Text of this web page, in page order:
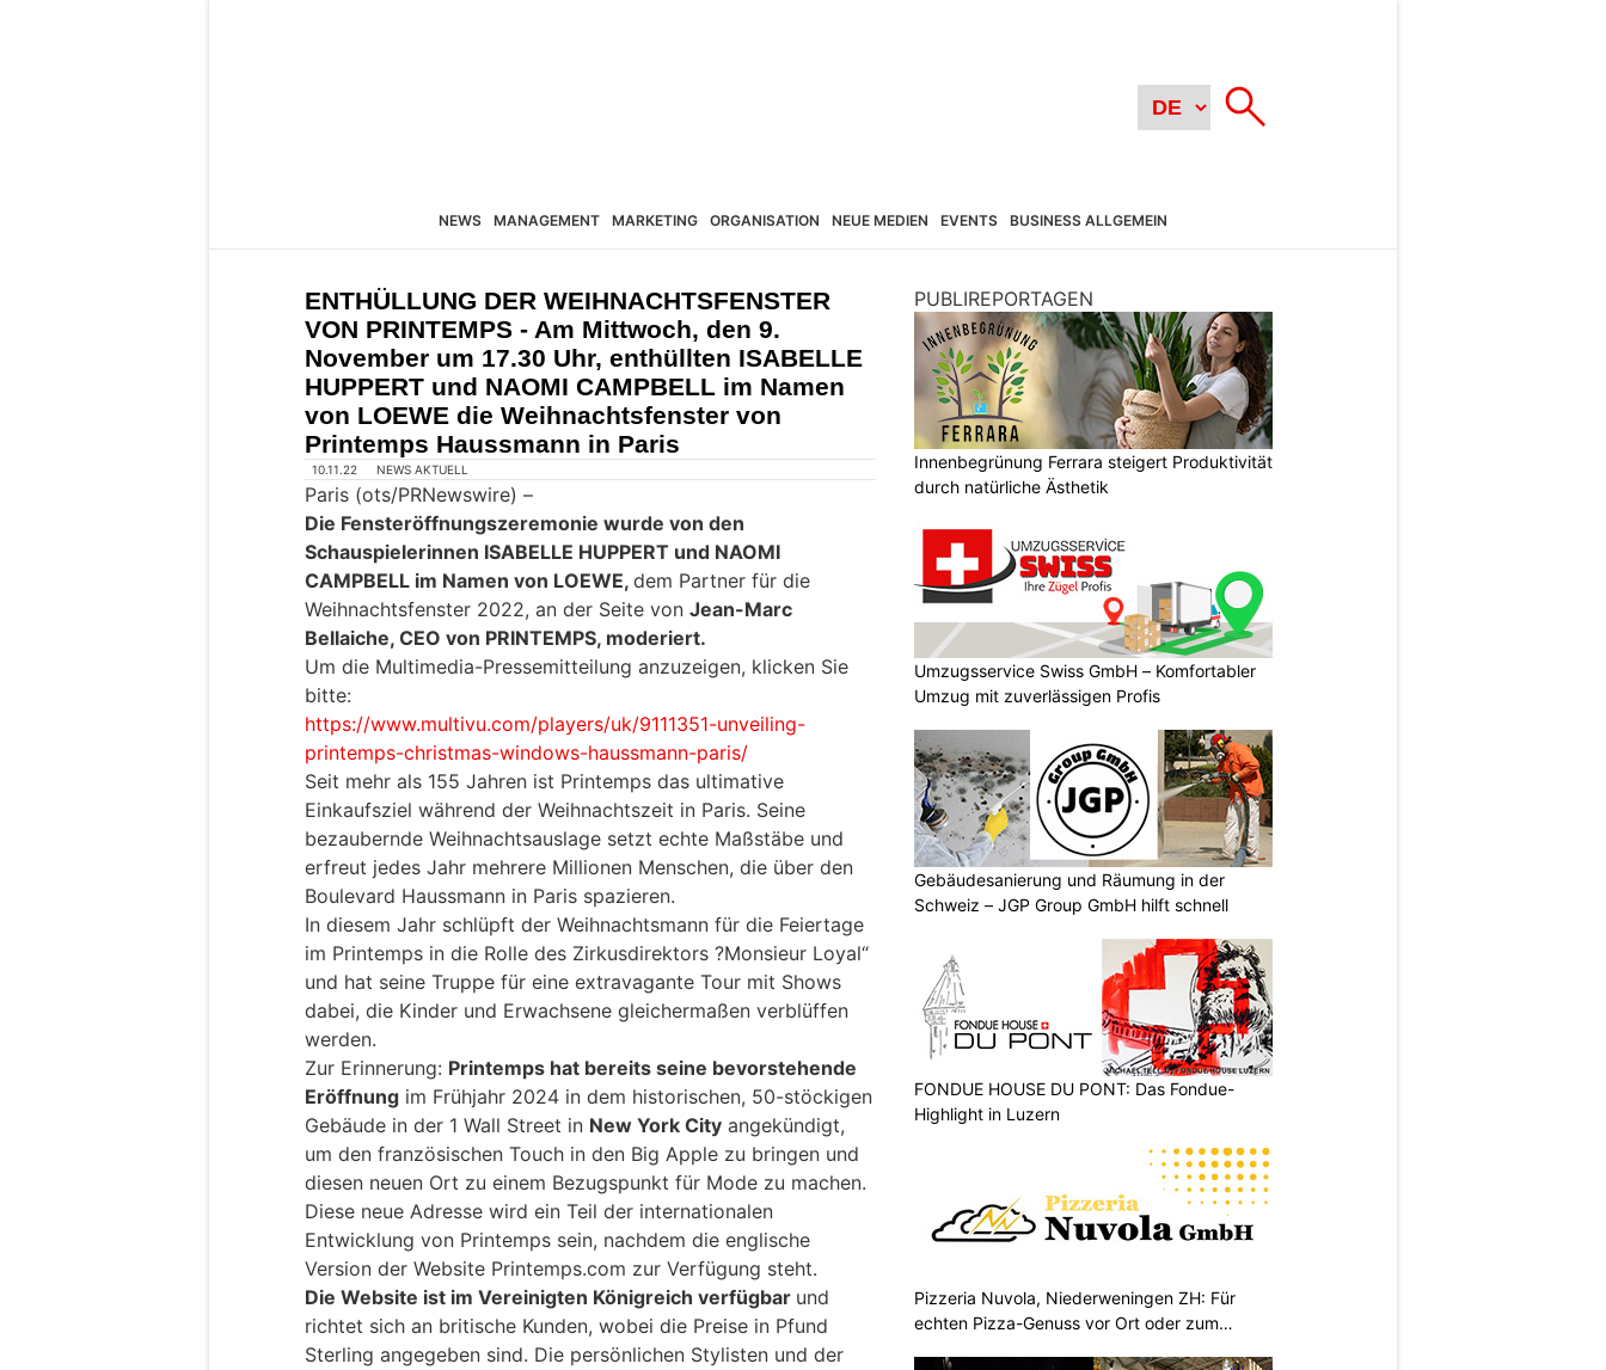
NEWS MANAGEMENT MARKETING ORGANISATION NEUE MEDIEN EVENTS BUSINESS ALLGEMEIN
ENTHÜLLUNG DER WEIHNACHTSFENSTER
VON PRINTEMPS - Am Mittwoch, den 9.
November um 17.30 Uhr, enthüllten ISABELLE
HUPPERT und NAOMI CAMPBELL im Namen
von LOEWE die Weihnachtsfenster von
Printemps Haussmann in Paris
10.11.22 NEWS AKTUELL
Paris (ots/PRNewswire) –
Die Fensteröffnungszeremonie wurde von den
Schauspielerinnen ISABELLE HUPPERT und NAOMI
CAMPBELL im Namen von LOEWE, dem Partner für die
Weihnachtsfenster 2022, an der Seite von Jean-Marc
Bellaiche, CEO von PRINTEMPS, moderiert.
Um die Multimedia-Pressemitteilung anzuzeigen, klicken Sie
bitte:
https://www.multivu.com/players/uk/9111351-unveiling-
printemps-christmas-windows-haussmann-paris/
Seit mehr als 155 Jahren ist Printemps das ultimative
Einkaufsziel während der Weihnachtszeit in Paris. Seine
bezaubernde Weihnachtsauslage setzt echte Maßstäbe und
erfreut jedes Jahr mehrere Millionen Menschen, die über den
Boulevard Haussmann in Paris spazieren.
In diesem Jahr schlüpft der Weihnachtsmann für die Feiertage
im Printemps in die Rolle des Zirkusdirektors ?Monsieur Loyal“
und hat seine Truppe für eine extravagante Tour mit Shows
dabei, die Kinder und Erwachsene gleichermaßen verblüffen
werden.
Zur Erinnerung: Printemps hat bereits seine bevorstehende
Eröffnung im Frühjahr 2024 in dem historischen, 50-stöckigen
Gebäude in der 1 Wall Street in New York City angekündigt,
um den französischen Touch in den Big Apple zu bringen und
diesen neuen Ort zu einem Bezugspunkt für Mode zu machen.
Diese neue Adresse wird ein Teil der internationalen
Entwicklung von Printemps sein, nachdem die englische
Version der Website Printemps.com zur Verfügung steht.
Die Website ist im Vereinigten Königreich verfügbar und
richtet sich an britische Kunden, wobei die Preise in Pfund
Sterling angegeben sind. Die persönlichen Stylisten und der
PUBLIREPORTAGEN
Innenbegrünung Ferrara steigert Produktivität
durch natürliche Ästhetik
Umzugsservice Swiss GmbH – Komfortabler
Umzug mit zuverlässigen Profis
Gebäudesanierung und Räumung in der
Schweiz – JGP Group GmbH hilft schnell
FONDUE HOUSE DU PONT: Das Fondue-
Highlight in Luzern
Pizzeria Nuvola, Niederweningen ZH: Für
echten Pizza-Genuss vor Ort oder zum